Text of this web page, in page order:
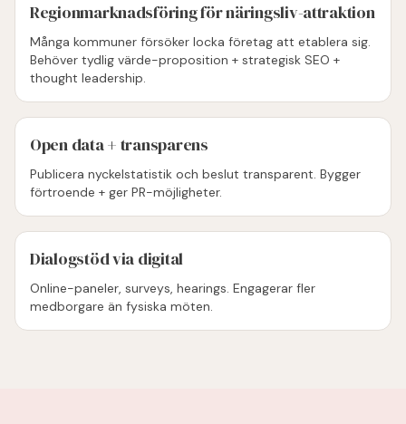
Regionmarknadsföring för näringsliv-attraktion
Många kommuner försöker locka företag att etablera sig.
Behöver tydlig värde-proposition + strategisk SEO +
thought leadership.
Open data + transparens
Publicera nyckelstatistik och beslut transparent. Bygger
förtroende + ger PR-möjligheter.
Dialogstöd via digital
Online-paneler, surveys, hearings. Engagerar fler
medborgare än fysiska möten.